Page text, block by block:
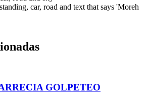
GOLPETEO